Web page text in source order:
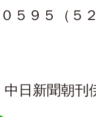
５９５（５
日新聞朝刊